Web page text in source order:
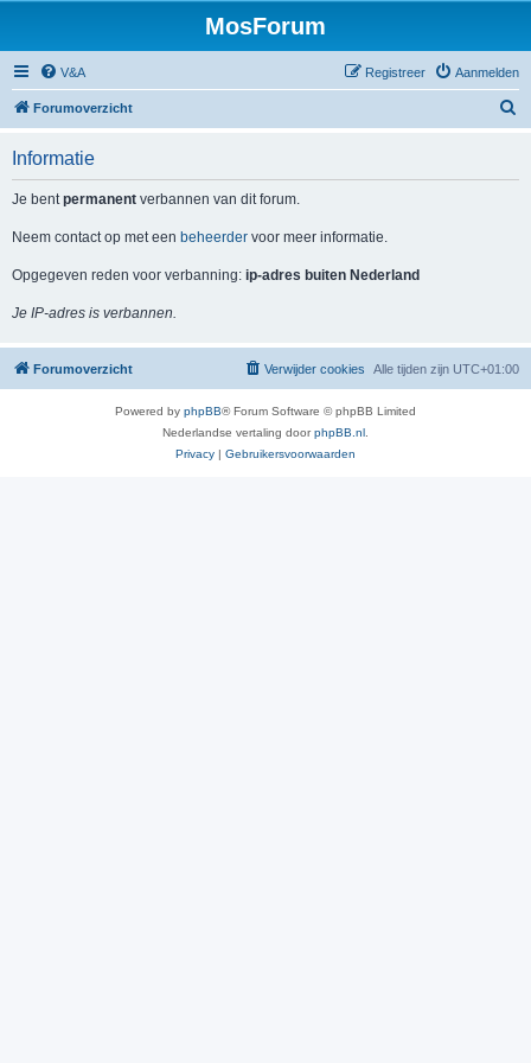
MosForum
V&A Aanmelden
Registreer
Forumoverzicht
Informatie
Je bentpermanent verbannen van dit forum.
Neem contact op met een beheerder voor meer informatie.
Opgegeven reden voor verbanning: ip-adres buiten Nederland
Je IP-adres is verbannen.
Forumoverzicht Alle tijden zijn UTC+01:00
Verwijder cookies
Powered by phpBB® Forum Software © phpBB Limited
Nederlandse vertaling doorphpBB.nl
Privacy | Gebruikersvoorwaarden